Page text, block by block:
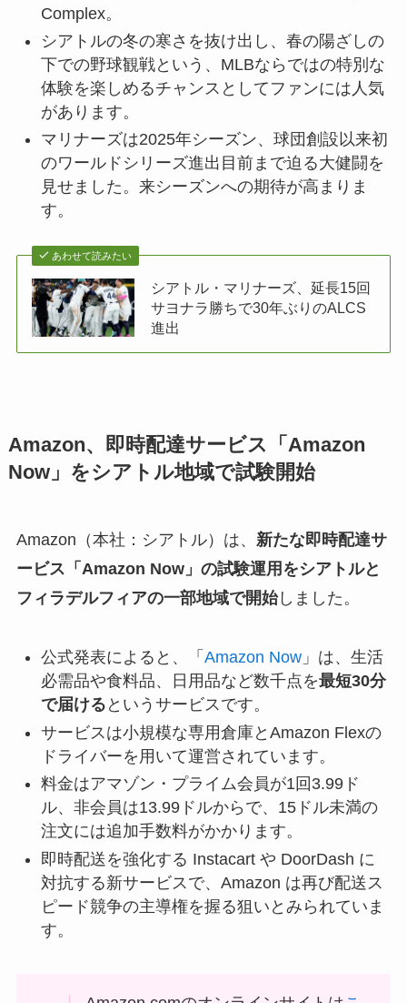
Complex。
シアトルの冬の寒さを抜け出し、春の陽ざしの
下での野球観戦という、MLBならではの特別な
体験を楽しめるチャンスとしてファンには人気
があります。
マリナーズは2025年シーズン、球団創設以来初
のワールドシリーズ進出目前まで迫る大健闘を
見せました。来シーズンへの期待が高まりま
す。
あわせて読みたい
シアトル・マリナーズ、延長15回
サヨナラ勝ちで30年ぶりのALCS
進出
Amazon、即時配達サービス「Amazon
Now」をシアトル地域で試験開始
Amazon（本社：シアトル）は、 新たな即時配達サ
ービス「Amazon Now」の試験運用をシアトルと
フィラデルフィアの一部地域で開始しました。
公式発表によると、「 Amazon Now」は、生活
必需品や食料品、日用品など数千点を最短30分
で届ける というサービスです。
サービスは小規模な専用倉庫とAmazon Flexの
ドライバーを用いて運営されています。
料金はアマゾン・プライム会員が1回3.99ド
ル、非会員は13.99ドルからで、15ドル未満の
注文には追加手数料がかかります。
即時配送を強化する Instacart や DoorDash に
対抗する新サービスで、Amazon は再び配送ス
ピード競争の主導権を握る狙いとみられていま
す。